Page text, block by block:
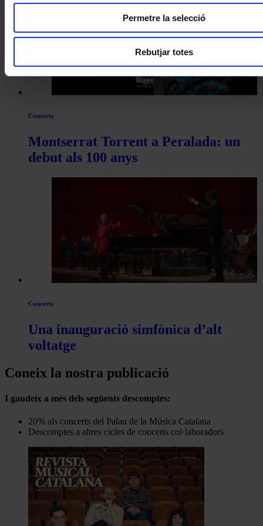
Permetre la selecció
Rebutjar totes
Concerts
Montserrat Torrent a Peralada: un
debut als 100 anys
Concerts
Una inauguració simfònica d’alt
voltatge
Coneix la nostra publicació
I gaudeix a més dels següents descomptes:
20% als concerts del Palau de la Música Catalana
Descomptes a altres cicles de concerts col·laboradors